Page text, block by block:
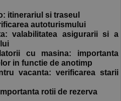
itinerariul si traseul
autoturismului
valabilitatea asigurarii si a
cu masina: importanta
in functie de anotimp
vacanta: verificarea starii
rotii de rezerva